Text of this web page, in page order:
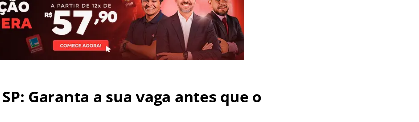
Garanta a sua vaga antes que o